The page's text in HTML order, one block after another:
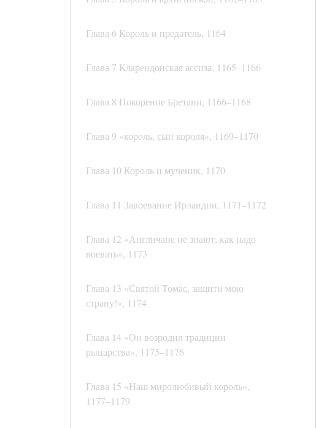
Глава 6 Король и предатель, 1164
Глава 7 Кларендонская ассиза, 1165–1166
Глава 8 Покорение Бретани, 1166–1168
Глава 9 «король, сын короля», 1169–1170
Глава 10 Король и мученик, 1170
Глава 11 Завоевание Ирландии, 1171–1172
Глава 12 «Англичане не знают, как надо
воевать», 1173
Глава 13 «Святой Томас, защити мою
страну!», 1174
Глава 14 «Он возродил традиции
рыцарства», 1175–1176
Глава 15 «Наш миролюбивый король»,
1177–1179